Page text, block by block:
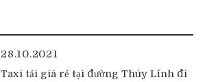
28.10.2021
Taxi tải giá rẻ tại đường Thúy Lĩnh đi